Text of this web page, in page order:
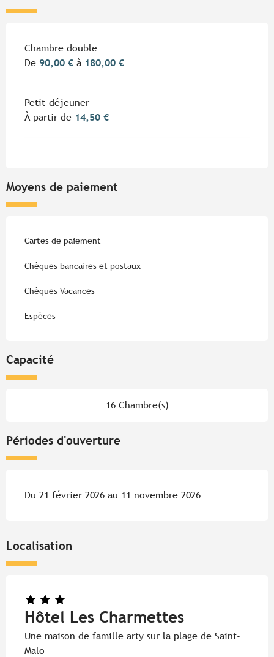
Tarifs 2026
Chambre double
De 90,00 € à 180,00 €
Petit-déjeuner
À partir de 14,50 €
Moyens de paiement
Cartes de paiement
Chèques bancaires et postaux
Chèques Vacances
Espèces
Capacité
16 Chambre(s)
Périodes d'ouverture
Du 21 février 2026 au 11 novembre 2026
Localisation
Hôtel Les Charmettes
Une maison de famille arty sur la plage de Saint-
Malo